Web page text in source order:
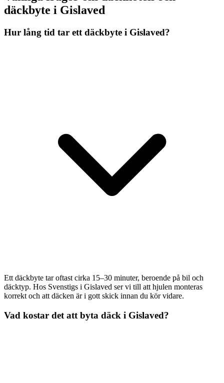
däckbyte i Gislaved
Hur lång tid tar ett däckbyte i Gislaved?
Ett däckbyte tar oftast cirka 15–30 minuter, beroende på bil och
däcktyp. Hos Svenstigs i Gislaved ser vi till att hjulen monteras
korrekt och att däcken är i gott skick innan du kör vidare.
Vad kostar det att byta däck i Gislaved?